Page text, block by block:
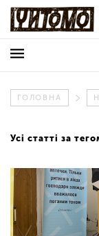
ГОЛОВНА
Усі статті за